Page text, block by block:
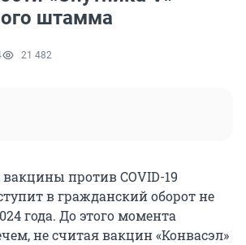
штамма
21 482
против COVID-19
в гражданский оборот не
года. До этого момента
не считая вакцин «Конвасэл»